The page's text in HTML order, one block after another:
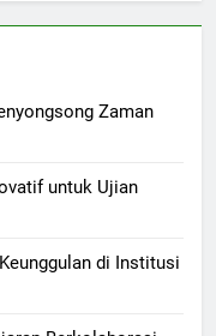
Zaman
untuk Ujian
di Institusi